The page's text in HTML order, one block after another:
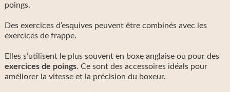
poings.
Des exercices d’esquives peuvent être combinés avec les
exercices de frappe.
Elles s’utilisent le plus souvent en boxe anglaise ou pour des
exercices de poings. Ce sont des accessoires idéals pour
améliorer la vitesse et la précision du boxeur.